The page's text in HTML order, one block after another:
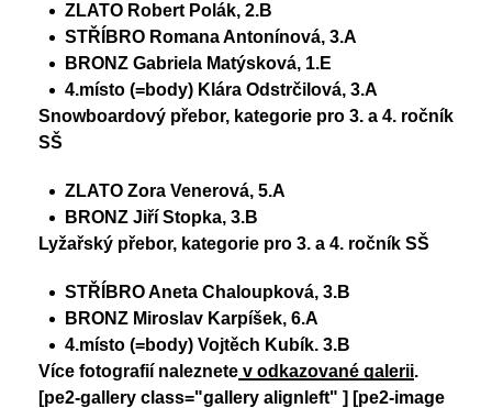
ZLATO Robert Polák, 2.B
STŘÍBRO Romana Antonínová, 3.A
BRONZ Gabriela Matýsková, 1.E
4.místo (=body) Klára Odstrčilová, 3.A
Snowboardový přebor, kategorie pro 3. a 4. ročník
SŠ
ZLATO Zora Venerová, 5.A
BRONZ Jiří Stopka, 3.B
Lyžařský přebor, kategorie pro 3. a 4. ročník SŠ
STŘÍBRO Aneta Chaloupková, 3.B
BRONZ Miroslav Karpíšek, 6.A
4.místo (=body) Vojtěch Kubík. 3.B
Více fotografií naleznete v odkazované galerii.
[pe2-gallery class="gallery alignleft" ] [pe2-image